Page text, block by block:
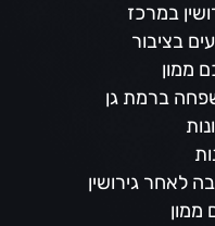
במרכז
בציבור
ממון
ברמת גן
לאחר גירושין
ממון